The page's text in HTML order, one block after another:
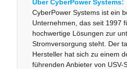
Über CyberPower Systems:
CyberPower Systems ist ein
Unternehmen, das seit 1997
hochwertige Lösungen zur
Stromversorgung steht. Der
Hersteller hat sich zu einem
führenden Anbieter von USV-